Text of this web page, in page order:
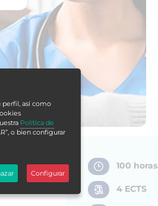
100 horas
4 ECTS
perfil, así como
Política de
o bien configurar
Configurar